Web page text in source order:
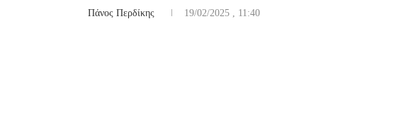
Πάνος Περδίκης 19/02/2025 , 11:40